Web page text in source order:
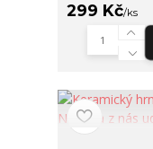
299 Kč/ks